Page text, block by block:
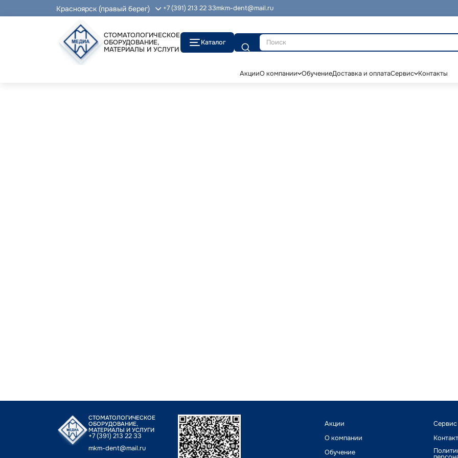
Красноярск (правый берег) +7 (391) 213 22 33mkm-dent@mail.ru
СТОМАТОЛОГИЧЕСКОЕ
ОБОРУДОВАНИЕ,
МАТЕРИАЛЫ И УСЛУГИ
Каталог
Поиск
АкцииО компании ОбучениеДоставка и оплатаСервис Контакты
СТОМАТОЛОГИЧЕСКОЕ
ОБОРУДОВАНИЕ,
МАТЕРИАЛЫ И УСЛУГИ
+7 (391) 213 22 33
mkm-dent@mail.ru
Акции
О компании
Обучение
Сервис